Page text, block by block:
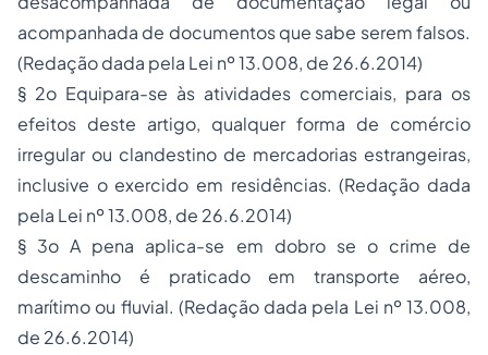
acompanhada de documentos que sabe serem falsos.
(Redação dada pela Lei nº 13.008, de 26.6.2014)
§ 2o Equipara-se às atividades comerciais, para os
efeitos deste artigo, qualquer forma de comércio
irregular ou clandestino de mercadorias estrangeiras,
inclusive o exercido em residências. (Redação dada
pela Lei nº 13.008, de 26.6.2014)
§ 3o A pena aplica-se em dobro se o crime de
descaminho é praticado em transporte aéreo,
marítimo ou fluvial. (Redação dada pela Lei nº 13.008,
de 26.6.2014)